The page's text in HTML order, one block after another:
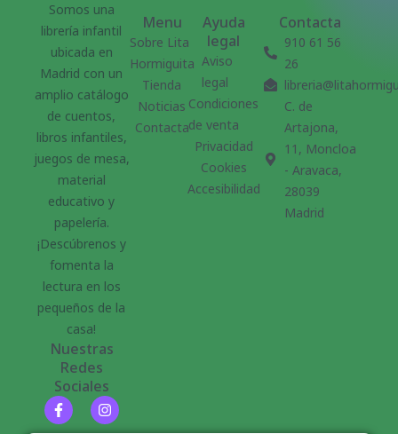
Somos una
librería infantil
ubicada en
Madrid con un
amplio catálogo
de cuentos,
libros infantiles,
juegos de mesa,
material
educativo y
papelería.
¡Descúbrenos y
fomenta la
lectura en los
pequeños de la
casa!
Nuestras
Redes
Sociales
Menu
Sobre Lita
Hormiguita
Tienda
Noticias
Contacta
Ayuda
legal
Aviso
legal
Condiciones
de venta
Privacidad
Cookies
Accesibilidad
Contacta
910 61 56
26
C. de
Artajona,
11, Moncloa
- Aravaca,
28039
Madrid